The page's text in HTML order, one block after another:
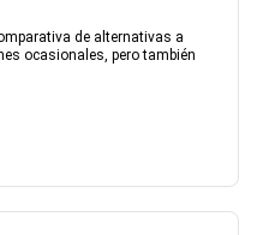
de alternativas a
ocasionales, pero también